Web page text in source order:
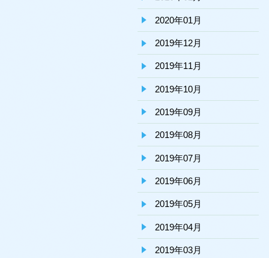
2020年01月
2019年12月
2019年11月
2019年10月
2019年09月
2019年08月
2019年07月
2019年06月
2019年05月
2019年04月
2019年03月